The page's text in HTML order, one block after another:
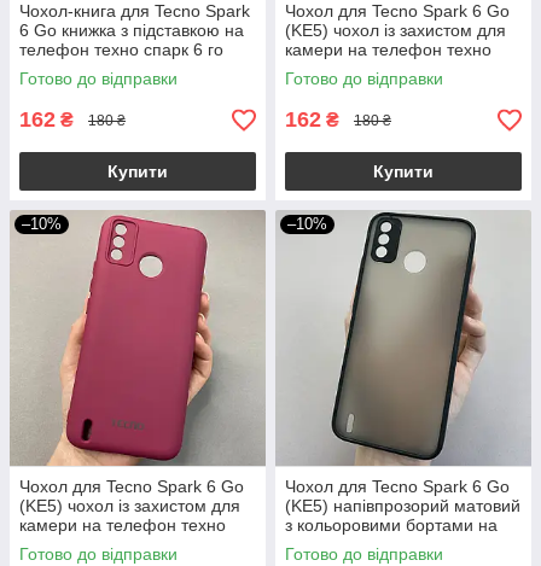
Чохол-книга для Tecno Spark
6 Go книжка з підставкою на
телефон техно спарк 6 го
синя stn
Готово до відправки
162 ₴ 180 ₴
Купити
Чохол для Tecno Spark 6 Go
(KE5) чохол із захистом для
камери на телефон техно
спарк 6 го темно-зелений t5g
Готово до відправки
162 ₴ 180 ₴
Купити
–10%
Чохол для Tecno Spark 6 Go
(KE5) чохол із захистом для
камери на телефон техно
спарк 6 го бордовий t5g
Готово до відправки
–10%
Чохол для Tecno Spark 6 Go
(KE5) напівпрозорий матовий
з кольоровими бортами на
техно спарк 6 го чорний tcb
Готово до відправки